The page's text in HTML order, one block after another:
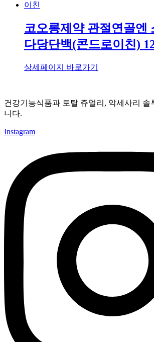
코오롱제약 관절연골엔
다당단백(콘드로이친)
상세페이지 바로가기
건강기능식품과 토탈 쥬얼리, 악세사리 솔
니다.
Instagram